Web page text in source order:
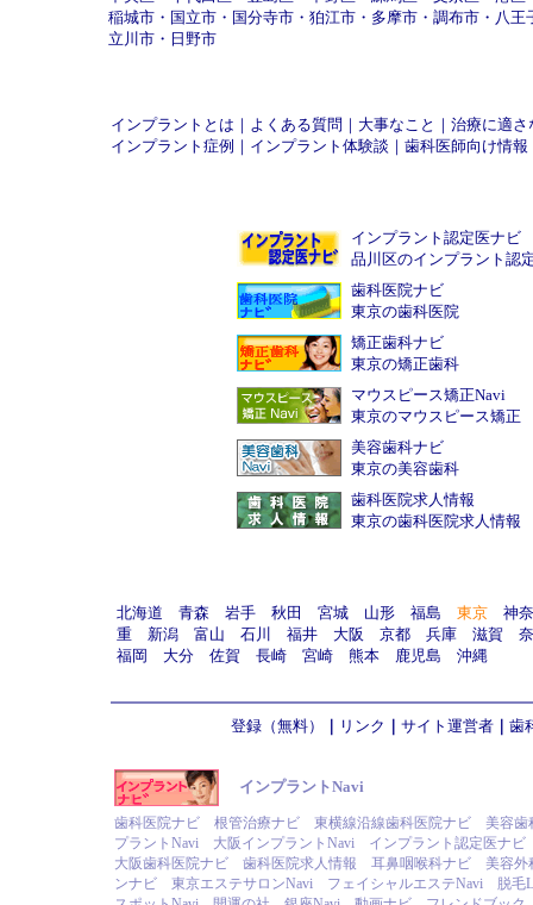
稲城市・ 国立市・ 国分寺市・ 狛江市・ 多摩市・ 調布市・ 八王
立川市・ 日野市
インプラントとは ｜ よくある質問 ｜ 大事なこと ｜ 治療に適さ
インプラント症例 ｜ インプラント体験談 ｜ 歯科医師向け情報
インプラント認定医ナビ
品川区のインプラント認
歯科医院ナビ
東京の歯科医院
矯正歯科ナビ
東京の矯正歯科
マウスピース矯正Navi
東京のマウスピース矯正
美容歯科ナビ
東京の美容歯科
歯科医院求人情報
東京の歯科医院求人情報
北海道 青森 岩手 秋田 宮城 山形 福島 東京
神
重
新潟 富山 石川 福井 大阪 京都 兵庫 滋賀
福岡
大分 佐賀 長崎 宮崎 熊本 鹿児島 沖縄
登録（無料） リンク サイト運営者｜ 歯
インプラントNavi
歯科医院ナビ 根管治療ナビ 東横線沿線歯科医院ナビ
美容歯
プラントNavi
大阪インプラントNavi
インプラント認定医ナビ
大阪歯科医院ナビ
歯科医院求人情報 耳鼻咽喉科ナビ
美容外
ンナビ
東京エステサロンNavi フェイシャルエステNavi
脱毛